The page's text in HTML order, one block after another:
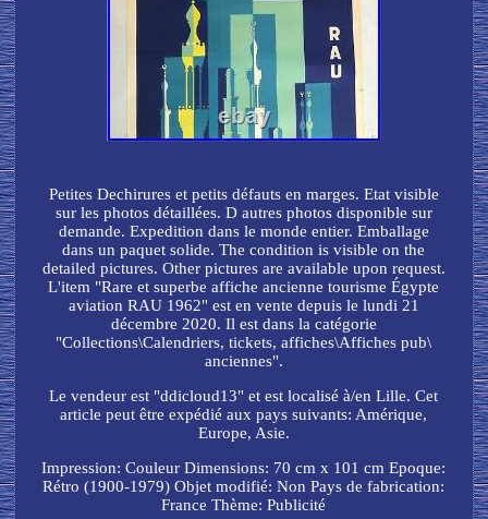
Petites Dechirures et petits défauts en marges. Etat visible
sur les photos détaillées. D autres photos disponible sur
demande. Expedition dans le monde entier. Emballage
dans un paquet solide. The condition is visible on the
detailed pictures. Other pictures are available upon request.
L'item "Rare et superbe affiche ancienne tourisme Égypte
aviation RAU 1962" est en vente depuis le lundi 21
décembre 2020. Il est dans la catégorie
"Collections\Calendriers, tickets, affiches\Affiches pub\
anciennes".
Le vendeur est "ddicloud13" et est localisé à/en Lille. Cet
article peut être expédié aux pays suivants: Amérique,
Europe, Asie.
Impression: Couleur Dimensions: 70 cm x 101 cm Epoque:
Rétro (1900-1979) Objet modifié: Non Pays de fabrication:
France Thème: Publicité